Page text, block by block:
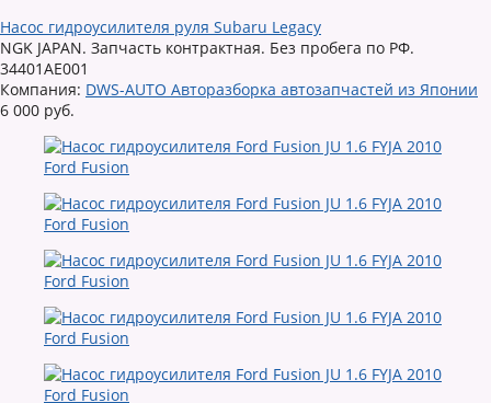
Насос гидроусилителя руля Subaru Legacy
NGK JAPAN. Запчасть контрактная. Без пробега по РФ.
34401AE001
Компания: DWS-AUTO Авторазборка автозапчастей из Японии
6 000 руб.